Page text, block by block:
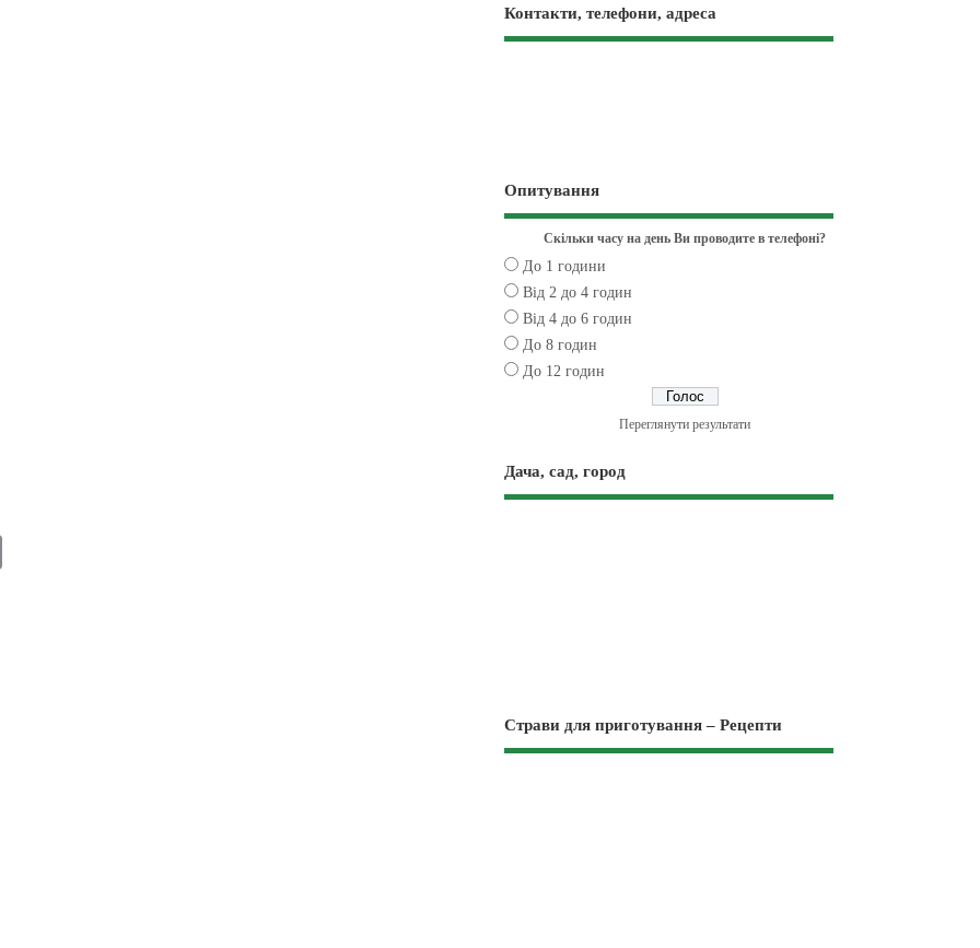
Контакти, телефони, адреса
Опитування
Скільки часу на день Ви проводите в телефоні?
До 1 години
Від 2 до 4 годин
Від 4 до 6 годин
До 8 годин
До 12 годин
Переглянути результати
Дача, сад, город
Страви для приготування – Рецепти